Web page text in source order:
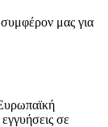
μας για
σε